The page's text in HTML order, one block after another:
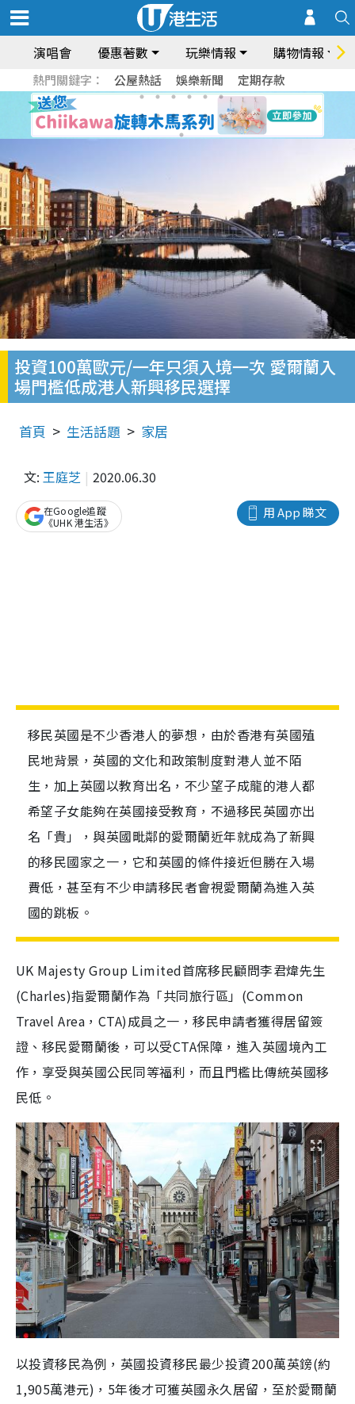
演唱會 優惠著數 玩樂情報 購物情報
熱門關鍵字： 公屋熱話 娛樂新聞 定期存款
投資100萬歐元/一年只須入境一次 愛爾蘭入
場門檻低成港人新興移民選擇
首頁 生活話題 家居
文: 王庭芝 2020.06.30
用 App 睇文
在Google追蹤
《UHK 港生活》
移民英國是不少香港人的夢想，由於香港有英國殖
民地背景，英國的文化和政策制度對港人並不陌
生，加上英國以教育出名，不少望子成龍的港人都
希望子女能夠在英國接受教育，不過移民英國亦出
名「貴」，與英國毗鄰的愛爾蘭近年就成為了新興
的移民國家之一，它和英國的條件接近但勝在入場
費低，甚至有不少申請移民者會視愛爾蘭為進入英
國的跳板。
UK Majesty Group Limited首席移民顧問李君煒先生
(Charles)指愛爾蘭作為「共同旅行區」(Common
Travel Area，CTA)成員之一，移民申請者獲得居留簽
證、移民愛爾蘭後，可以受CTA保障，進入英國境內工
作，享受與英國公民同等福利，而且門檻比傳統英國移
民低。
以投資移民為例，英國投資移民最少投資200萬英鎊(約
1,905萬港元)，5年後才可獲英國永久居留，至於愛爾蘭